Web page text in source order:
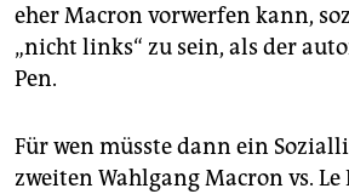
eher Macron vorwerfen kann,
„nicht links“ zu sein, als der
Pen.
Für wen müsste dann ein
zweiten Wahlgang ­Ma­cron vs. Le